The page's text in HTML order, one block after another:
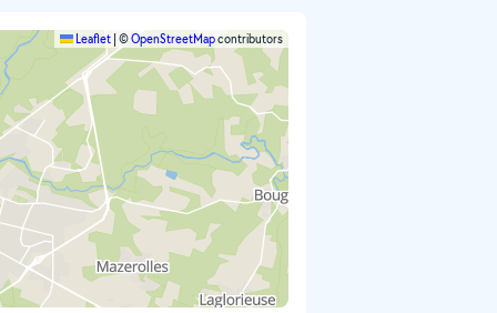
Leaflet ©OpenStreetMapcontributors